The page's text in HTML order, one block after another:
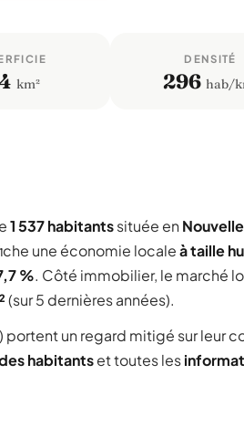
km²
DENSITÉ
296 hab/
1 537 habitantssituée en
une économie localeà taille
%. Côté immobilier, le marché
(sur 5 dernières années).
) portent un regard mitigé sur leur
habitantset toutes les